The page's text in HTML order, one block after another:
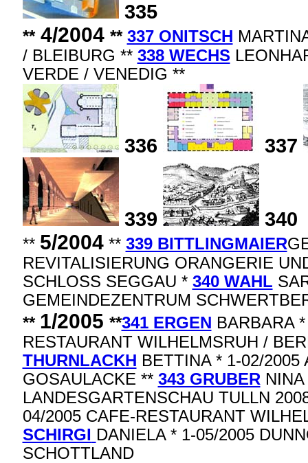
335
**4/2004 ** 337 ONITSCH
/ BLEIBURG ** 338 WECHS
VERDE / VENEDIG **
336 337
339 340
** 5/2004** 339 BITTLINGMAIER
REVITALISIERUNG ORANGERIE
SCHLOSS SEGGAU * 340 WAHL
GEMEINDEZENTRUM
** 1/2005 **341 ERGEN BARBARA
RESTAURANT WILHELMSRUH /
THURNLACKH BETTINA * 1-02/2005
GOSAULACKE ** 343 GRUBER
LANDESGARTENSCHAU TULLN
04/2005 CAFE-RESTAURANT
SCHIRGI DANIELA * 1-05/2005
SCHOTTLAND